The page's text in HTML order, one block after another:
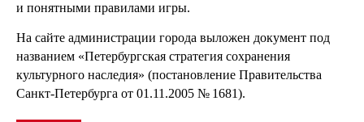
и понятными правилами игры.
На сайте администрации города выложен документ под
названием «Петербургская стратегия сохранения
культурного наследия» (постановление Правительства
Санкт‑Петербурга от 01.11.2005 № 1681).